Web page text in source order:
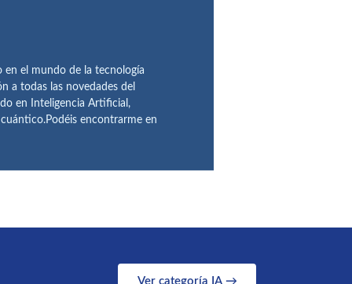
en el mundo de la tecnología
a todas las novedades del
en Inteligencia Artificial,
encontrarme en
Ver categoría IA →